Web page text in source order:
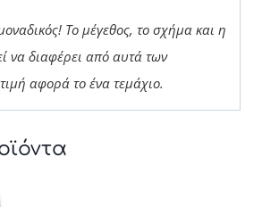
Το μέγεθος, το σχήμα και η
να διαφέρει από αυτά των
αφορά το ένα τεμάχιο.